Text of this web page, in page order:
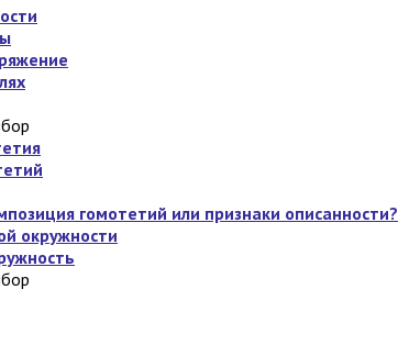
гомотетий или признаки описанности?
окружности